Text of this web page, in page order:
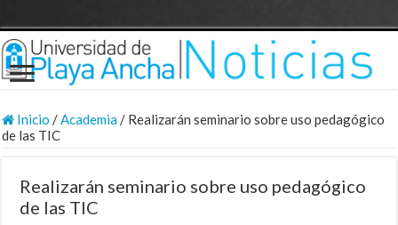
Inicio /Academia/ Realizarán seminario sobre uso pedagógico
de las TIC
Realizarán seminario sobre uso pedagógico
de las TIC